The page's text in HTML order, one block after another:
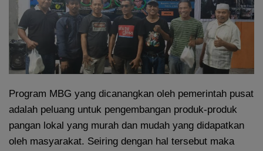
Program MBG yang dicanangkan oleh pemerintah pusat
adalah peluang untuk pengembangan produk-produk
pangan lokal yang murah dan mudah yang didapatkan
oleh masyarakat. Seiring dengan hal tersebut maka